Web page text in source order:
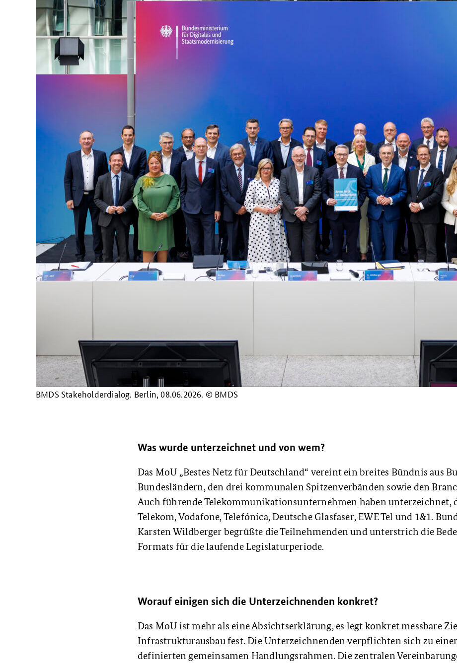
BMDS Stakeholderdialog. Berlin, 08.06.2026. © BMDS
Was wurde unterzeichnet und von wem?
Das MoU „Bestes Netz für Deutschland“ vereint ein breites Bündnis aus
Bundesländern, den drei kommunalen Spitzenverbänden sowie den
Auch führende Telekommunikationsunternehmen haben unterzeichnet,
Telekom, Vodafone, Telefónica, Deutsche Glasfaser, EWE Tel und 1&1.
Karsten Wildberger begrüßte die Teilnehmenden und unterstrich die
Formats für die laufende Legislaturperiode.
Worauf einigen sich die Unterzeichnenden konkret?
Das MoU ist mehr als eine Absichtserklärung, es legt konkret messbare
Infrastrukturausbau fest. Die Unterzeichnenden verpflichten sich zu
definierten gemeinsamen Handlungsrahmen. Die zentralen